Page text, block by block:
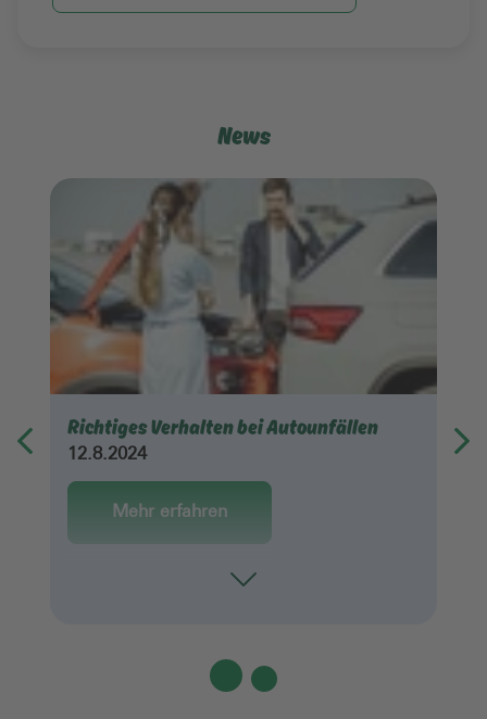
News
Richtiges Verhalten bei Autounfällen
12.8.2024
Mehr erfahren